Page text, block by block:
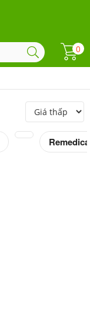
0
Remedica